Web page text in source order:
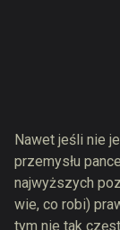
Nawet jeśli nie
przemysłu
najwyższych
wie, co robi)
tym nie tak